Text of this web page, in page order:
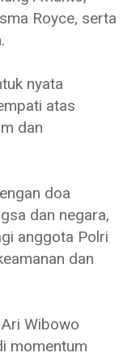
Royce, serta
nyata
atas
dan
doa
dan negara,
anggota Polri
dan
Wibowo
momentum